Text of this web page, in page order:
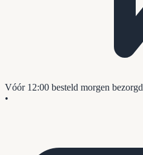
Vóór 12:00 besteld morgen bezorgd
•